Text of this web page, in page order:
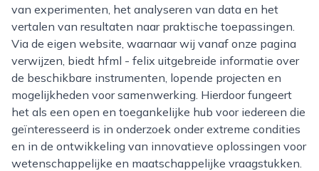
van experimenten, het analyseren van data en het
vertalen van resultaten naar praktische toepassingen.
Via de eigen website, waarnaar wij vanaf onze pagina
verwijzen, biedt hfml - felix uitgebreide informatie over
de beschikbare instrumenten, lopende projecten en
mogelijkheden voor samenwerking. Hierdoor fungeert
het als een open en toegankelijke hub voor iedereen die
geïnteresseerd is in onderzoek onder extreme condities
en in de ontwikkeling van innovatieve oplossingen voor
wetenschappelijke en maatschappelijke vraagstukken.